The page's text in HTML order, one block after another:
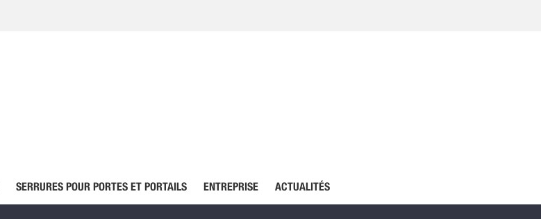
SERRURES POUR PORTES ET PORTAILS ENTREPRISE ACTUALITÉS